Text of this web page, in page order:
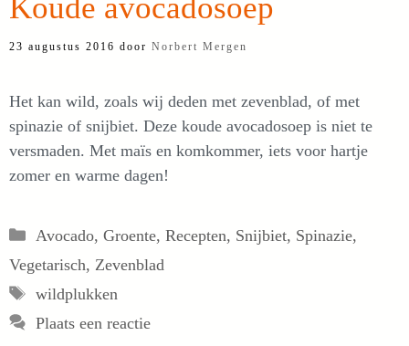
Koude avocadosoep
23 augustus 2016 door Norbert Mergen
Het kan wild, zoals wij deden met zevenblad, of met
spinazie of snijbiet. Deze koude avocadosoep is niet te
versmaden. Met maïs en komkommer, iets voor hartje
zomer en warme dagen!
Categorieën
Avocado, Groente, Recepten, Snijbiet, Spinazie,
Vegetarisch, Zevenblad
Tags
wildplukken
Plaats een reactie